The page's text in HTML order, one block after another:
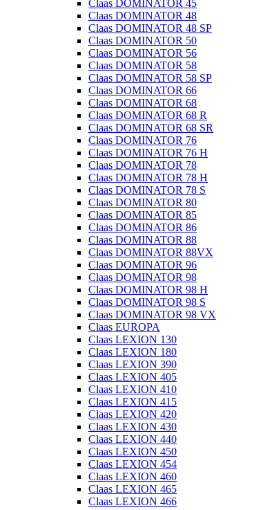
Claas DOMINATOR 45
Claas DOMINATOR 48
Claas DOMINATOR 48 SP
Claas DOMINATOR 50
Claas DOMINATOR 56
Claas DOMINATOR 58
Claas DOMINATOR 58 SP
Claas DOMINATOR 66
Claas DOMINATOR 68
Claas DOMINATOR 68 R
Claas DOMINATOR 68 SR
Claas DOMINATOR 76
Claas DOMINATOR 76 H
Claas DOMINATOR 78
Claas DOMINATOR 78 H
Claas DOMINATOR 78 S
Claas DOMINATOR 80
Claas DOMINATOR 85
Claas DOMINATOR 86
Claas DOMINATOR 88
Claas DOMINATOR 88VX
Claas DOMINATOR 96
Claas DOMINATOR 98
Claas DOMINATOR 98 H
Claas DOMINATOR 98 S
Claas DOMINATOR 98 VX
Claas EUROPA
Claas LEXION 130
Claas LEXION 180
Claas LEXION 390
Claas LEXION 405
Claas LEXION 410
Claas LEXION 415
Claas LEXION 420
Claas LEXION 430
Claas LEXION 440
Claas LEXION 450
Claas LEXION 454
Claas LEXION 460
Claas LEXION 465
Claas LEXION 466